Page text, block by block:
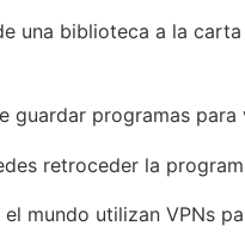
una biblioteca a la
programas para
retroceder la
mundo utilizan VPNs